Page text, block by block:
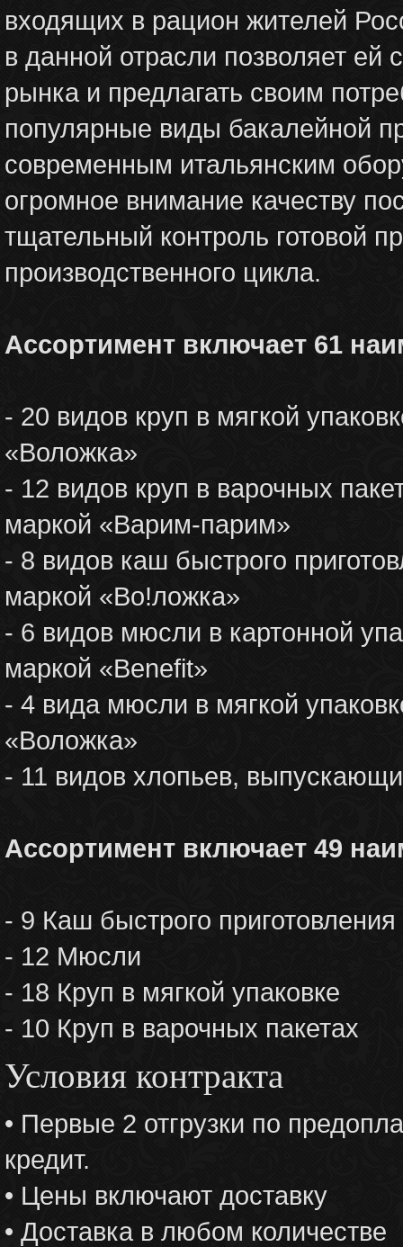
входящих в рацион жителей
в данной отрасли позволяет ей
рынка и предлагать своим
популярные виды бакалейной
современным итальянским
огромное внимание качеству
тщательный контроль готовой
производственного цикла.
Ассортимент включает 61
- 20 видов круп в мягкой
«Воложка»
- 12 видов круп в варочных
маркой «Варим-парим»
- 8 видов каш быстрого
маркой «Во!ложка»
- 6 видов мюсли в картонной
маркой «Benefit»
- 4 вида мюсли в мягкой
«Воложка»
- 11 видов хлопьев,
Ассортимент включает 49
- 9 Каш быстрого приготовления
- 12 Мюсли
- 18 Круп в мягкой упаковке
- 10 Круп в варочных пакетах
Условия контракта
• Первые 2 отгрузки по
кредит.
• Цены включают доставку
• Доставка в любом количестве